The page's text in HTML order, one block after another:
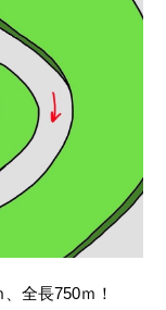
全長750ｍ！